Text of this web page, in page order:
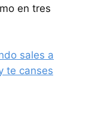
en tres
sales a
te canses